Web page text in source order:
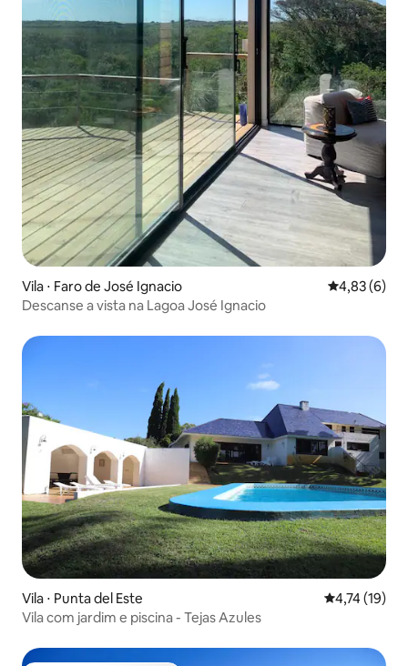
Vila ⋅ Faro de José Ignacio 4,83 de uma
4,83 (6)
Descanse a vista na Lagoa José Ignacio
Vila ⋅ Punta del Este 4,74 de uma
4,74 (19)
Vila com jardim e piscina - Tejas Azules